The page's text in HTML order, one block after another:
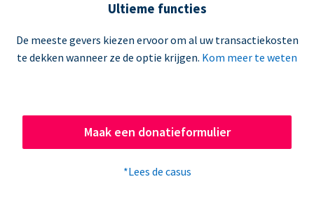
Ultieme functies
De meeste gevers kiezen ervoor om al uw transactiekosten
te dekken wanneer ze de optie krijgen. Kom meer te weten
Maak een donatieformulier
*Lees de casus